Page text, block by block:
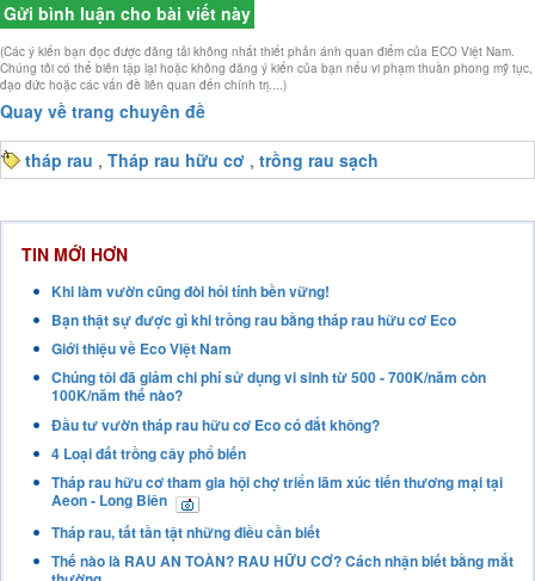
Gửi bình luận cho bài viết này
(Các ý kiến bạn đọc được đăng tải không nhất thiết phản ánh quan điểm của ECO Việt Nam.
Chúng tôi có thể biên tập lại hoặc không đăng ý kiến của bạn nếu vi phạm thuần phong mỹ tục,
đạo đức hoặc các vấn đề liên quan đến chính trị....)
Quay về trang chuyên đề
tháp rau , Tháp rau hữu cơ , trồng rau sạch
TIN MỚI HƠN
Khi làm vườn cũng đòi hỏi tính bền vững!
Bạn thật sự được gì khi trồng rau bằng tháp rau hữu cơ Eco
Giới thiệu về Eco Việt Nam
Chúng tôi đã giảm chi phí sử dụng vi sinh từ 500 - 700K/năm còn
100K/năm thế nào?
Đầu tư vườn tháp rau hữu cơ Eco có đắt không?
4 Loại đất trồng cây phổ biến
Tháp rau hữu cơ tham gia hội chợ triển lãm xúc tiến thương mại tại
Aeon - Long Biên
Tháp rau, tất tần tật những điều cần biết
Thế nào là RAU AN TOÀN? RAU HỮU CƠ? Cách nhận biết bằng mắt